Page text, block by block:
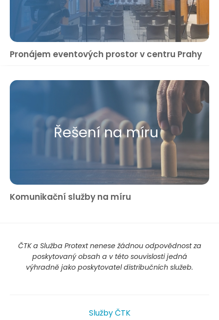
Pronájem eventových prostor v centru Prahy
Řešení na míru
Komunikační služby na míru
ČTK a Služba Protext nenese žádnou odpovědnost za
poskytovaný obsah a v této souvislosti jedná
výhradně jako poskytovatel distribučních služeb.
Služby ČTK